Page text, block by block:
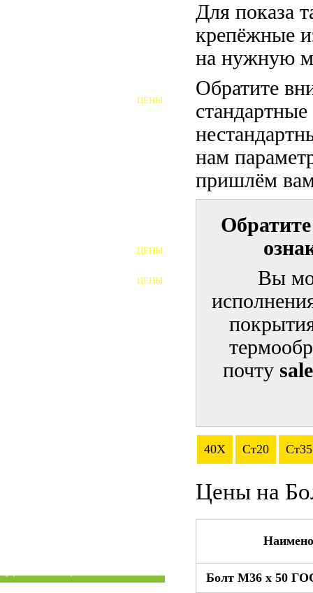
Для показа
крепёжные
на нужную
Обратите
нам
пришлём
Вы
почту
40Х Ст20 Ст35
Цены на
Болт М36 x 50
ЦЕНЫ
ЦЕНЫ
ЦЕНЫ